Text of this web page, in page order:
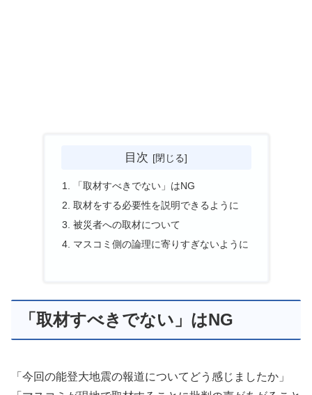
目次
「取材すべきでない」はNG
取材をする必要性を説明できるように
被災者への取材について
マスコミ側の論理に寄りすぎないように
「取材すべきでない」はNG
「今回の能登大地震の報道についてどう感じましたか」